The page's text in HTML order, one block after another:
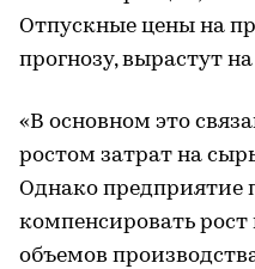
Отпускные цены на
прогнозу, вырастут на
«В основном это
ростом затрат на
Однако предприятие
компенсировать рост
объемов